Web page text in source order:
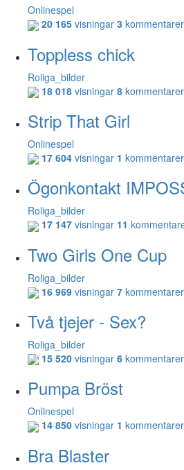
Onlinespel
20 165 visningar 3 kommentarer
Toppless chick
Roliga_bilder
18 018 visningar 8 kommentarer
Strip That Girl
Onlinespel
17 604 visningar 1 kommentarer
Ögonkontakt
Roliga_bilder
17 147 visningar 11
Two Girls One Cup
Roliga_bilder
16 969 visningar 7 kommentarer
Två tjejer - Sex?
Roliga_bilder
15 520 visningar 6 kommentarer
Pumpa Bröst
Onlinespel
14 850 visningar 1 kommentarer
Bra Blaster